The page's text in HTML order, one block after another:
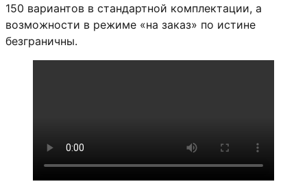
150 вариантов в стандартной комплектации, а
возможности в режиме «на заказ» по истине
безграничны.